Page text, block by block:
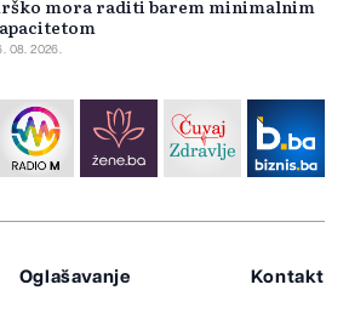
mora raditi barem minimalnim
08. 2026.
Oglašavanje Kontakt